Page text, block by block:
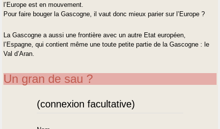
l’Europe est en mouvement.
Pour faire bouger la Gascogne, il vaut donc mieux parier sur l’Europe ?
La Gascogne a aussi une frontière avec un autre Etat européen,
l’Espagne, qui contient même une toute petite partie de la Gascogne : le
Val d’Aran.
Un gran de sau ?
(connexion facultative)